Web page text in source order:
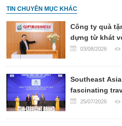
TIN CHUYÊN MỤC KHÁC
Công ty quà
dựng từ khát
vững03/08/2026
Southeast
fascinating
breathtaking
25/07/2026